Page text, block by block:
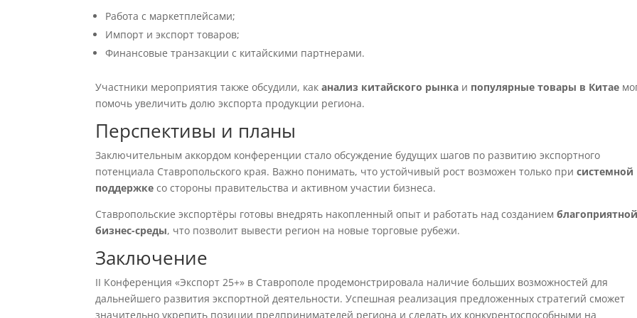
Работа с маркетплейсами;
Импорт и экспорт товаров;
Финансовые транзакции с китайскими партнерами.
Участники мероприятия также обсудили, каканализ китайского рынка и популярные товары в Китае
помочь увеличить долю экспорта продукции региона.
Перспективы и планы
Заключительным аккордом конференции стало обсуждение будущих шагов по развитию экспортного
потенциала Ставропольского края. Важно понимать, что устойчивый рост возможен только присистемной
поддержке со стороны правительства и активном участии бизнеса.
Ставропольские экспортёры готовы внедрять накопленный опыт и работать над созданиемблагоприятной
бизнес-среды, что позволит вывести регион на новые торговые рубежи.
Заключение
II Конференция «Экспорт 25+» в Ставрополе продемонстрировала наличие больших возможностей для
дальнейшего развития экспортной деятельности. Успешная реализация предложенных стратегий сможет
значительно укрепить позиции предпринимателей региона и сделать их конкурентоспособными на